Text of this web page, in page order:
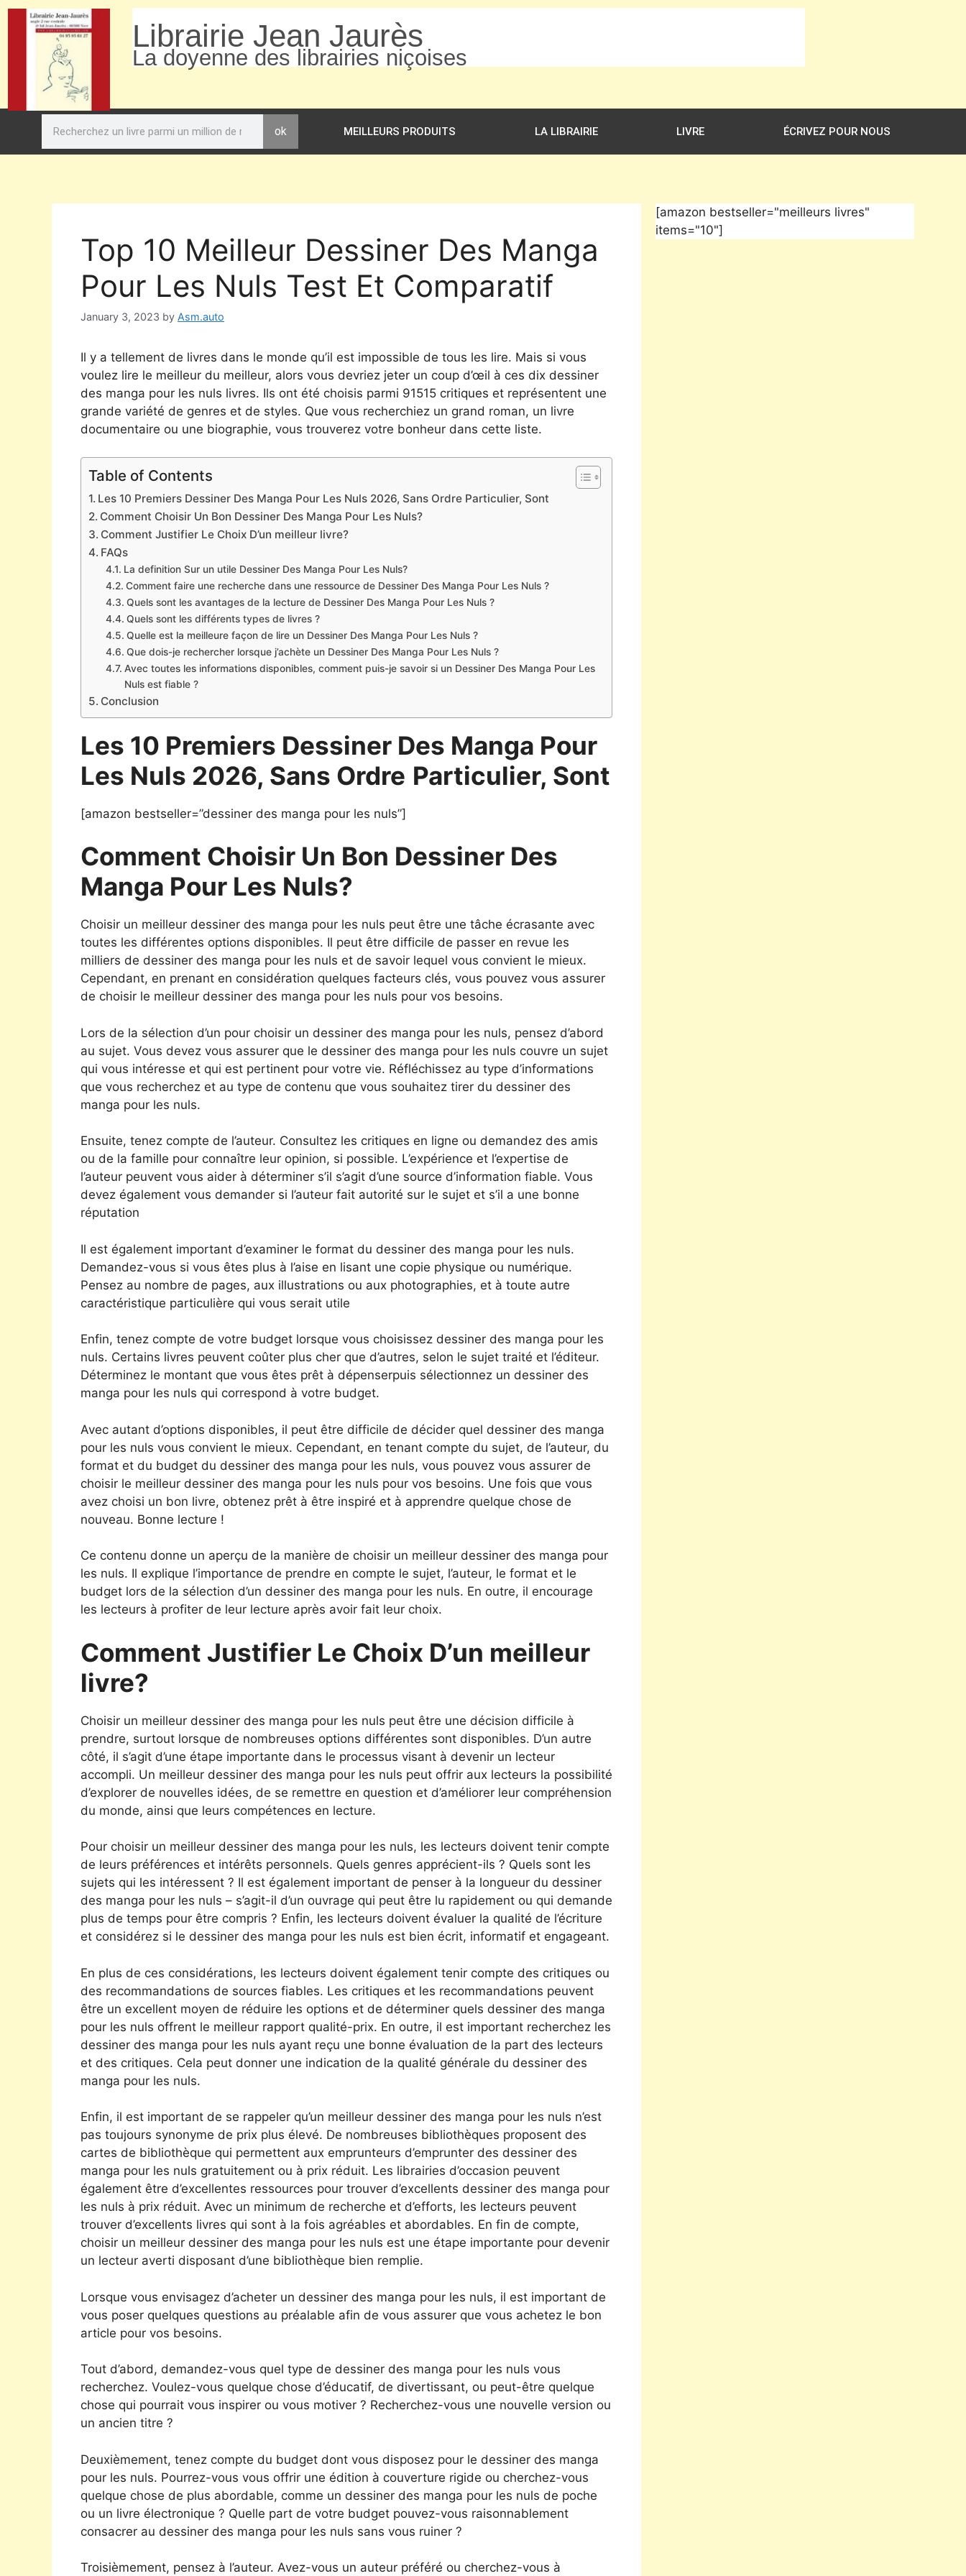
Librairie Jean Jaurès
La doyenne des librairies niçoises
ok MEILLEURS PRODUITS LA LIBRAIRIE LIVRE ÉCRIVEZ POUR NOUS
Top 10 Meilleur Dessiner Des Manga
Pour Les Nuls Test Et Comparatif
January 3, 2023 by Asm.auto
Il y a tellement de livres dans le monde qu’il est impossible de tous les lire. Mais si vous
voulez lire le meilleur du meilleur, alors vous devriez jeter un coup d’œil à ces dix dessiner
des manga pour les nuls livres. Ils ont été choisis parmi 91515 critiques et représentent une
grande variété de genres et de styles. Que vous recherchiez un grand roman, un livre
documentaire ou une biographie, vous trouverez votre bonheur dans cette liste.
Table of Contents
Les 10 Premiers Dessiner Des Manga Pour Les Nuls 2026, Sans Ordre Particulier, Sont
Comment Choisir Un Bon Dessiner Des Manga Pour Les Nuls?
Comment Justifier Le Choix D’un meilleur livre?
FAQs
La definition Sur un utile Dessiner Des Manga Pour Les Nuls?
Comment faire une recherche dans une ressource de Dessiner Des Manga Pour Les Nuls ?
Quels sont les avantages de la lecture de Dessiner Des Manga Pour Les Nuls ?
Quels sont les différents types de livres ?
Quelle est la meilleure façon de lire un Dessiner Des Manga Pour Les Nuls ?
Que dois-je rechercher lorsque j’achète un Dessiner Des Manga Pour Les Nuls ?
Avec toutes les informations disponibles, comment puis-je savoir si un Dessiner Des Manga Pour Les
Nuls est fiable ?
Conclusion
Les 10 Premiers Dessiner Des Manga Pour
Les Nuls 2026, Sans Ordre Particulier, Sont
[amazon bestseller=”dessiner des manga pour les nuls”]
Comment Choisir Un Bon Dessiner Des
Manga Pour Les Nuls?
Choisir un meilleur dessiner des manga pour les nuls peut être une tâche écrasante avec
toutes les différentes options disponibles. Il peut être difficile de passer en revue les
milliers de dessiner des manga pour les nuls et de savoir lequel vous convient le mieux.
Cependant, en prenant en considération quelques facteurs clés, vous pouvez vous assurer
de choisir le meilleur dessiner des manga pour les nuls pour vos besoins.
Lors de la sélection d’un pour choisir un dessiner des manga pour les nuls, pensez d’abord
au sujet. Vous devez vous assurer que le dessiner des manga pour les nuls couvre un sujet
qui vous intéresse et qui est pertinent pour votre vie. Réfléchissez au type d’informations
que vous recherchez et au type de contenu que vous souhaitez tirer du dessiner des
manga pour les nuls.
Ensuite, tenez compte de l’auteur. Consultez les critiques en ligne ou demandez des amis
ou de la famille pour connaître leur opinion, si possible. L’expérience et l’expertise de
l’auteur peuvent vous aider à déterminer s’il s’agit d’une source d’information fiable. Vous
devez également vous demander si l’auteur fait autorité sur le sujet et s’il a une bonne
réputation
Il est également important d’examiner le format du dessiner des manga pour les nuls.
Demandez-vous si vous êtes plus à l’aise en lisant une copie physique ou numérique.
Pensez au nombre de pages, aux illustrations ou aux photographies, et à toute autre
caractéristique particulière qui vous serait utile
Enfin, tenez compte de votre budget lorsque vous choisissez dessiner des manga pour les
nuls. Certains livres peuvent coûter plus cher que d’autres, selon le sujet traité et l’éditeur.
Déterminez le montant que vous êtes prêt à dépenserpuis sélectionnez un dessiner des
manga pour les nuls qui correspond à votre budget.
Avec autant d’options disponibles, il peut être difficile de décider quel dessiner des manga
pour les nuls vous convient le mieux. Cependant, en tenant compte du sujet, de l’auteur, du
format et du budget du dessiner des manga pour les nuls, vous pouvez vous assurer de
choisir le meilleur dessiner des manga pour les nuls pour vos besoins. Une fois que vous
avez choisi un bon livre, obtenez prêt à être inspiré et à apprendre quelque chose de
nouveau. Bonne lecture !
Ce contenu donne un aperçu de la manière de choisir un meilleur dessiner des manga pour
les nuls. Il explique l’importance de prendre en compte le sujet, l’auteur, le format et le
budget lors de la sélection d’un dessiner des manga pour les nuls. En outre, il encourage
les lecteurs à profiter de leur lecture après avoir fait leur choix.
Comment Justifier Le Choix D’un meilleur
livre?
Choisir un meilleur dessiner des manga pour les nuls peut être une décision difficile à
prendre, surtout lorsque de nombreuses options différentes sont disponibles. D’un autre
côté, il s’agit d’une étape importante dans le processus visant à devenir un lecteur
accompli. Un meilleur dessiner des manga pour les nuls peut offrir aux lecteurs la possibilité
d’explorer de nouvelles idées, de se remettre en question et d’améliorer leur compréhension
du monde, ainsi que leurs compétences en lecture.
Pour choisir un meilleur dessiner des manga pour les nuls, les lecteurs doivent tenir compte
de leurs préférences et intérêts personnels. Quels genres apprécient-ils ? Quels sont les
sujets qui les intéressent ? Il est également important de penser à la longueur du dessiner
des manga pour les nuls – s’agit-il d’un ouvrage qui peut être lu rapidement ou qui demande
plus de temps pour être compris ? Enfin, les lecteurs doivent évaluer la qualité de l’écriture
et considérez si le dessiner des manga pour les nuls est bien écrit, informatif et engageant.
En plus de ces considérations, les lecteurs doivent également tenir compte des critiques ou
des recommandations de sources fiables. Les critiques et les recommandations peuvent
être un excellent moyen de réduire les options et de déterminer quels dessiner des manga
pour les nuls offrent le meilleur rapport qualité-prix. En outre, il est important recherchez les
dessiner des manga pour les nuls ayant reçu une bonne évaluation de la part des lecteurs
et des critiques. Cela peut donner une indication de la qualité générale du dessiner des
manga pour les nuls.
Enfin, il est important de se rappeler qu’un meilleur dessiner des manga pour les nuls n’est
pas toujours synonyme de prix plus élevé. De nombreuses bibliothèques proposent des
cartes de bibliothèque qui permettent aux emprunteurs d’emprunter des dessiner des
manga pour les nuls gratuitement ou à prix réduit. Les librairies d’occasion peuvent
également être d’excellentes ressources pour trouver d’excellents dessiner des manga pour
les nuls à prix réduit. Avec un minimum de recherche et d’efforts, les lecteurs peuvent
trouver d’excellents livres qui sont à la fois agréables et abordables. En fin de compte,
choisir un meilleur dessiner des manga pour les nuls est une étape importante pour devenir
un lecteur averti disposant d’une bibliothèque bien remplie.
Lorsque vous envisagez d’acheter un dessiner des manga pour les nuls, il est important de
vous poser quelques questions au préalable afin de vous assurer que vous achetez le bon
article pour vos besoins.
Tout d’abord, demandez-vous quel type de dessiner des manga pour les nuls vous
recherchez. Voulez-vous quelque chose d’éducatif, de divertissant, ou peut-être quelque
chose qui pourrait vous inspirer ou vous motiver ? Recherchez-vous une nouvelle version ou
un ancien titre ?
Deuxièmement, tenez compte du budget dont vous disposez pour le dessiner des manga
pour les nuls. Pourrez-vous vous offrir une édition à couverture rigide ou cherchez-vous
quelque chose de plus abordable, comme un dessiner des manga pour les nuls de poche
ou un livre électronique ? Quelle part de votre budget pouvez-vous raisonnablement
consacrer au dessiner des manga pour les nuls sans vous ruiner ?
Troisièmement, pensez à l’auteur. Avez-vous un auteur préféré ou cherchez-vous à
[amazon bestseller="meilleurs livres"
items="10"]